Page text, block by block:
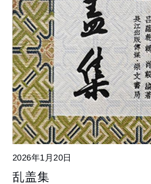
2026年1月20日
乱盖集